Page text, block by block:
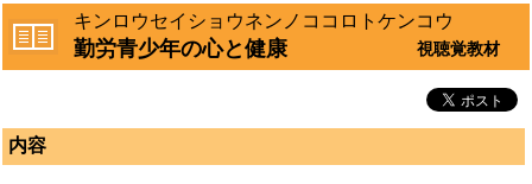
キンロウセイショウネンノココロトケンコウ
勤労青少年の心と健康 視聴覚教材
内容